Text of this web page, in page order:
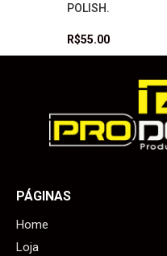
POLISH.
R$55.00
PÁGINAS
Home
Loja